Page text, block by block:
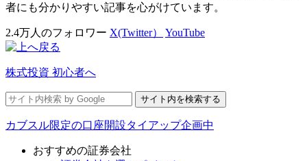
者にも分かりやすい記事を心がけています。
2.4万人のフォロワー X(Twitter） YouTube
株式投資 初心者へ
カブスル限定の口座開設タイアップ企画中
おすすめの証券会社